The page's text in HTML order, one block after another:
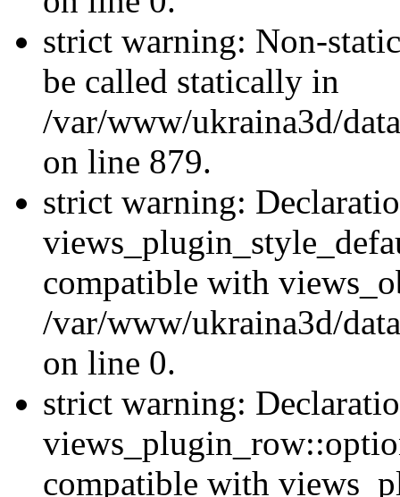
strict warning: Non-
be called statically in
/var/www/ukraina3d/
on line 879.
strict warning:
compatible with
/var/www/ukraina3d/
on line 0.
strict warning:
compatible with